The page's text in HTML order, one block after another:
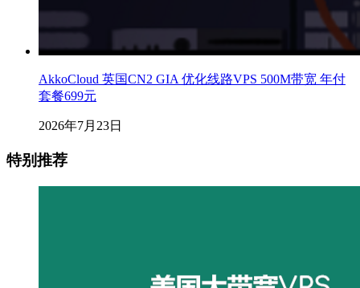
AkkoCloud 英国CN2 GIA 优化线路VPS 500M带宽 年付
套餐699元
2026年7月23日
特别推荐